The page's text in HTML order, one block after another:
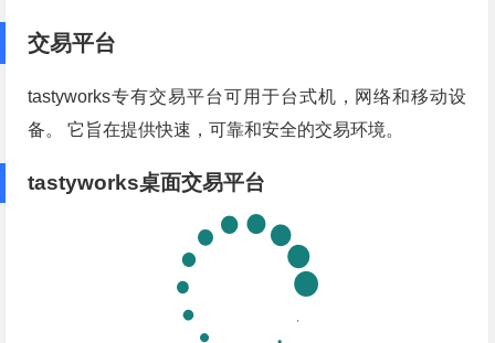
交易平台
tastyworks专有交易平台可用于台式机，网络和移动设
备。 它旨在提供快速，可靠和安全的交易环境。
tastyworks桌面交易平台